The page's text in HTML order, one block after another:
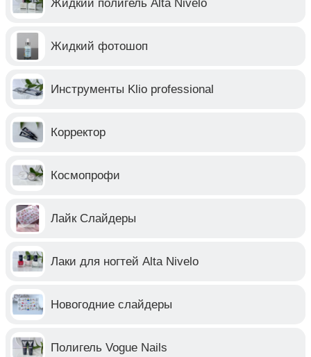
Жидкий полигель Alta Nivelo
Жидкий фотошоп
Инструменты Klio professional
Корректор
Космопрофи
Лайк Слайдеры
Лаки для ногтей Alta Nivelo
Новогодние слайдеры
Полигель Vogue Nails